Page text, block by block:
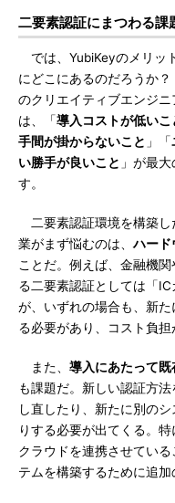
二要素認証にまつわる課
では、YubiKeyのメリッ
にどこにあるのだろうか
のクリエイティブエンジニ
は、「導入コストが低いこ
手間が掛からないこと 」「
い勝手が良いこと 」が最
す。
二要素認証環境を構築し
業がまず悩むのは、ハード
ことだ。例えば、金融機
る二要素認証としては「
が、いずれの場合も、新
る必要があり、コスト負担
また、 導入にあたって
も課題だ。新しい認証方
し直したり、新たに別の
りする必要が出てくる。
クラウドを連携させてい
テムを構築するために追加